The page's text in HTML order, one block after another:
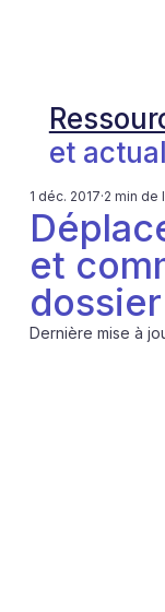
et
et
1 déc. 2017 2 min de
Dernière mise à